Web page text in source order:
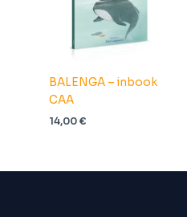
BALENGA – inbook
CAA
14,00€